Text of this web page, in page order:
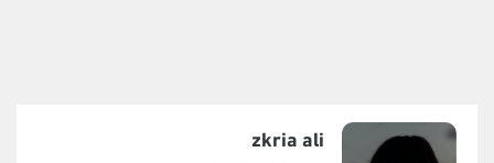
zkria ali